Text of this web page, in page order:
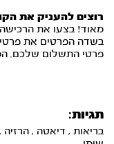
רוצים להעניק את
מאוד! בצעו את הרכישה
בשדה הפרטים את
פרטי התשלום שלכם.
תגיות:
בריאות , דיאטה , הרזיה ,